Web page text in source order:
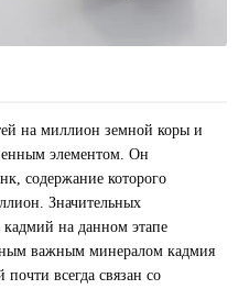
на миллион земной коры и
элементом. Он
содержание которого
Значительных
на данном этапе
важным минералом кадмия
всегда связан со